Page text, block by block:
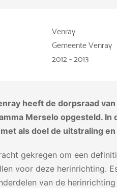
Venray
Gemeente Venray
2012 - 2013
heeft de dorpsraad
Merselo opgesteld.
als doel de uitstraling
gekregen om een
voor deze herinrichting.
van de